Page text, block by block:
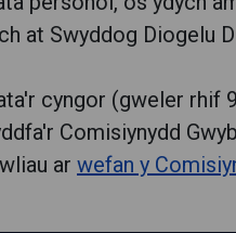
at Swyddog Diogelu
cyngor (gweler rhif
Comisiynydd
ar wefan y